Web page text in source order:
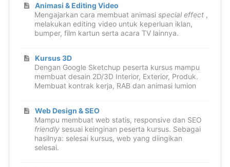
Animasi & Editing Video
Mengajarkan cara membuat animasi special effect ,
melakukan editing video untuk keperluan iklan,
bumper, film kartun serta acara TV lainnya.
Kursus 3D
Dengan Google Sketchup peserta kursus mampu
membuat desain 2D/3D Interior, Exterior, Produk.
Membuat kontrak kerja, RAB dan animasi lumion
Web Design & SEO
Mampu membuat web statis, responsive dan SEO
friendly sesuai keinginan peserta kursus. Sebagai
hasilnya: selesai kursus, web yang diingikan
selesai.